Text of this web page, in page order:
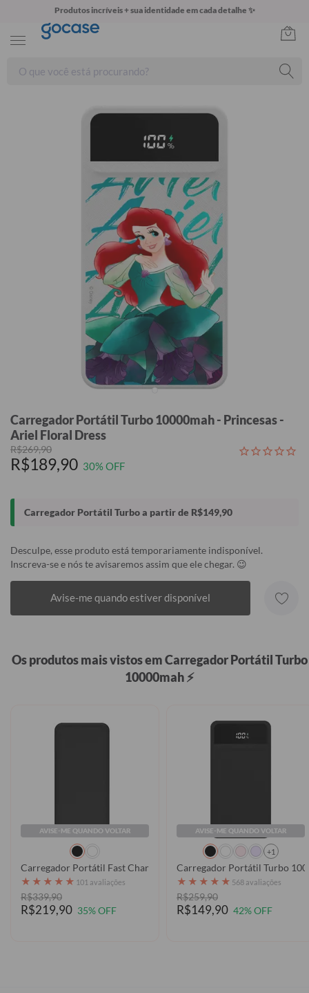
Produtos incríveis + sua identidade em cada detalhe ✨
Carregador Portátil Turbo 10000mah - Princesas -
Ariel Floral Dress
R$269,90
R$189,90 30% OFF
Carregador Portátil Turbo a partir de R$149,90
Desculpe, esse produto está temporariamente indisponível.
Inscreva-se e nós te avisaremos assim que ele chegar. 😉
Avise-me quando estiver disponível
Os produtos mais vistos em Carregador Portátil Turbo
10000mah ⚡
AVISE-ME QUANDO VOLTAR
Carregador Portátil Fast Charge - Clear
★ ★ ★ ★ ★ 101 avaliações
R$339,90
R$219,90 35% OFF
AVISE-ME QUANDO VOLTAR
+1
Carregador Portátil Turbo
★ ★ ★ ★ ★ 568 avaliações
R$259,90
R$149,90 42% OFF